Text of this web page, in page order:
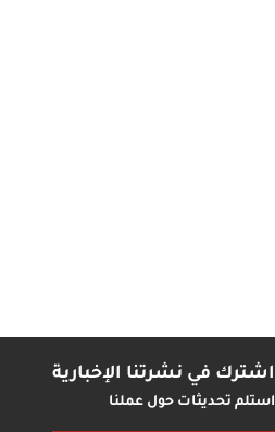
اشترك في نشرتنا الإخبارية
استلم تحديثات حول عملنا